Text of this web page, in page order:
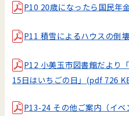
P10 20歳になったら国民年
P11 積雪によるハウスの倒
P12 小美玉市図書館だより
15日はいちごの日」(pdf 726
P13-24 その他ご案内（イ